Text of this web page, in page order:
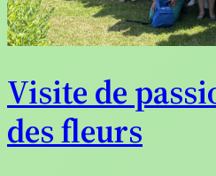
Visite de
des fleurs